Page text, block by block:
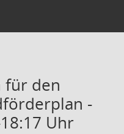
für den
-
Uhr